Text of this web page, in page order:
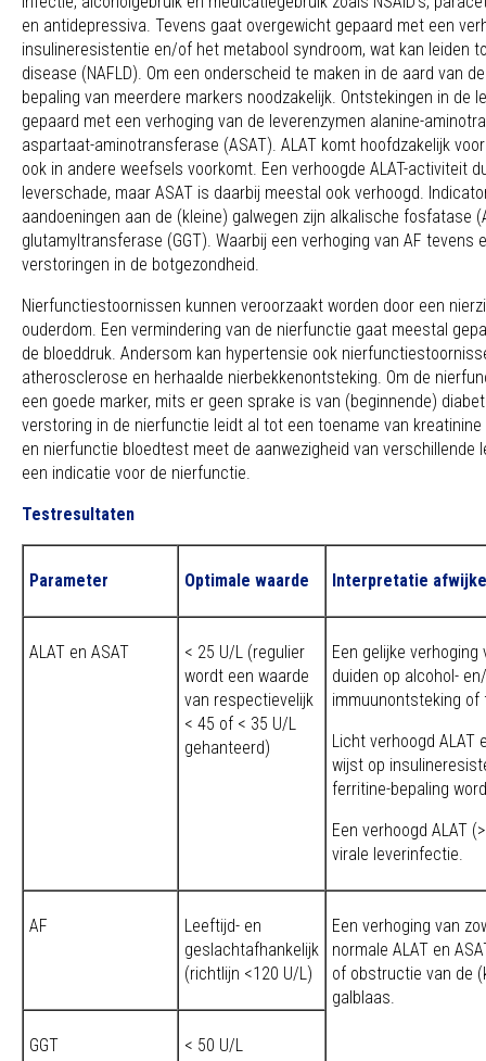
en antidepressiva. Tevens gaat overgewicht gepaard met een
insulineresistentie en/of het metabool syndroom, wat kan leiden
disease (NAFLD). Om een onderscheid te maken in de aard van
bepaling van meerdere markers noodzakelijk. Ontstekingen in de
gepaard met een verhoging van de leverenzymen alanine-
aspartaat-aminotransferase (ASAT). ALAT komt hoofdzakelijk
ook in andere weefsels voorkomt. Een verhoogde ALAT-activiteit
leverschade, maar ASAT is daarbij meestal ook verhoogd.
aandoeningen aan de (kleine) galwegen zijn alkalische fosfatase
glutamyltransferase (GGT). Waarbij een verhoging van AF tevens
verstoringen in de botgezondheid.
Nierfunctiestoornissen kunnen veroorzaakt worden door een
ouderdom. Een vermindering van de nierfunctie gaat meestal
de bloeddruk. Andersom kan hypertensie ook
atherosclerose en herhaalde nierbekkenontsteking. Om de
een goede marker, mits er geen sprake is van (beginnende)
verstoring in de nierfunctie leidt al tot een toename van kreatinine
en nierfunctie bloedtest meet de aanwezigheid van verschillende
een indicatie voor de nierfunctie.
Testresultaten
Parameter Optimale waarde Interpretatie
ALAT en ASAT
< 25 U/L (regulier
wordt een waarde
van respectievelijk
< 45 of < 35 U/L
gehanteerd)
Een gelijke verhoging
duiden op alcohol-
immuunontsteking of
Licht verhoogd ALAT
wijst op
ferritine-bepaling
Een verhoogd ALAT
virale leverinfectie.
AF
Leeftijd- en
geslachtafhankelijk
(richtlijn <120 U/L)
Een verhoging van
normale ALAT en
of obstructie van de
galblaas.
GGT < 50 U/L